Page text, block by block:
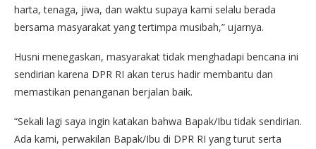
harta, tenaga, jiwa, dan waktu supaya kami selalu berada
bersama masyarakat yang tertimpa musibah,” ujarnya.
Husni menegaskan, masyarakat tidak menghadapi bencana ini
sendirian karena DPR RI akan terus hadir membantu dan
memastikan penanganan berjalan baik.
“Sekali lagi saya ingin katakan bahwa Bapak/Ibu tidak sendirian.
Ada kami, perwakilan Bapak/Ibu di DPR RI yang turut serta